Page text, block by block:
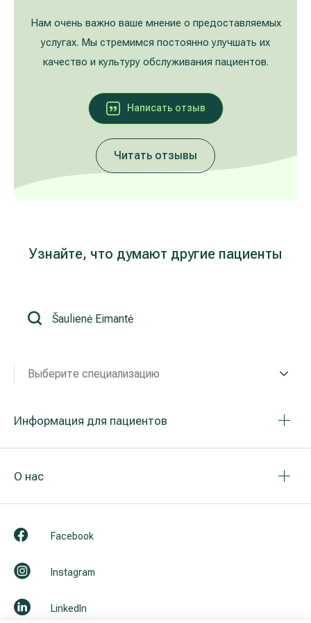
Нам очень важно ваше мнение о предоставляемых
услугах. Мы стремимся постоянно улучшать их
качество и культуру обслуживания пациентов.
Написать oтзыв
Читать отзывы
Узнайте, что думают другие пациенты
Выберите специализацию
Информация для пациентов
О нас
Facebook
Instagram
LinkedIn
Лечение расширенных вен на ногах
Неврология и психиатрия
Лечение заболеваний уха, горла, носа
Реабилитация и спортивная медицина
Все услуги
Galerija